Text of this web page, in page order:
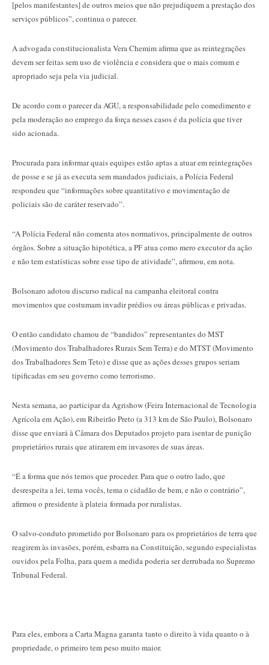
[pelos manifestantes] de outros meios que não prejudiquem a prestação dos
serviços públicos”, continua o parecer.
A advogada constitucionalista Vera Chemim afirma que as reintegrações
devem ser feitas sem uso de violência e considera que o mais comum e
apropriado seja pela via judicial.
De acordo com o parecer da AGU, a responsabilidade pelo comedimento e
pela moderação no emprego da força nesses casos é da polícia que tiver
sido acionada.
Procurada para informar quais equipes estão aptas a atuar em reintegrações
de posse e se já as executa sem mandados judiciais, a Polícia Federal
respondeu que “informações sobre quantitativo e movimentação de
policiais são de caráter reservado”.
“A Polícia Federal não comenta atos normativos, principalmente de outros
órgãos. Sobre a situação hipotética, a PF atua como mero executor da ação
e não tem estatísticas sobre esse tipo de atividade”, afirmou, em nota.
Bolsonaro adotou discurso radical na campanha eleitoral contra
movimentos que costumam invadir prédios ou áreas públicas e privadas.
O então candidato chamou de “bandidos” representantes do MST
(Movimento dos Trabalhadores Rurais Sem Terra) e do MTST (Movimento
dos Trabalhadores Sem Teto) e disse que as ações desses grupos seriam
tipificadas em seu governo como terrorismo.
Nesta semana, ao participar da Agrishow (Feira Internacional de Tecnologia
Agrícola em Ação), em Ribeirão Preto (a 313 km de São Paulo), Bolsonaro
disse que enviará à Câmara dos Deputados projeto para isentar de punição
proprietários rurais que atirarem em invasores de suas áreas.
“É a forma que nós temos que proceder. Para que o outro lado, que
desrespeita a lei, tema vocês, tema o cidadão de bem, e não o contrário”,
afirmou o presidente à plateia formada por ruralistas.
O salvo-conduto prometido por Bolsonaro para os proprietários de terra que
reagirem às invasões, porém, esbarra na Constituição, segundo especialistas
ouvidos pela Folha, para quem a medida poderia ser derrubada no Supremo
Tribunal Federal.
Para eles, embora a Carta Magna garanta tanto o direito à vida quanto o à
propriedade, o primeiro tem peso muito maior.